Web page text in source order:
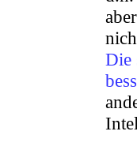
Die